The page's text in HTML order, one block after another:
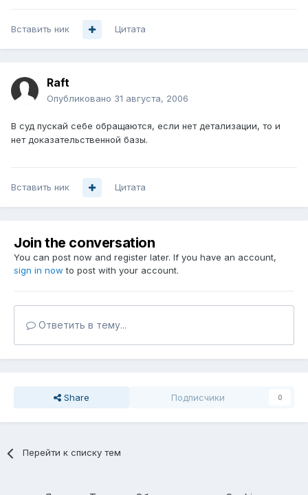
Вставить ник Цитата
Raft
Опубликовано 31 августа, 2006
В суд пускай себе обращаются, если нет детализации, то и
нет доказательственной базы.
Вставить ник Цитата
Join the conversation
You can post now and register later. If you have an account,
sign in now to post with your account.
Ответить в тему...
Share Подписчики 0
Перейти к списку тем